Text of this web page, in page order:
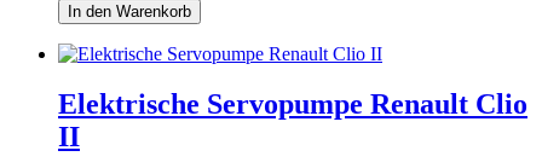
In den Warenkorb
Elektrische Servopumpe Renault Clio
II